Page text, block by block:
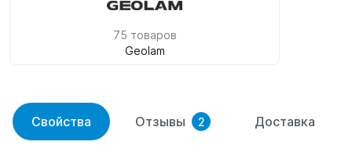
75 товаров
Geolam
Свойства Отзывы 2 Доставка